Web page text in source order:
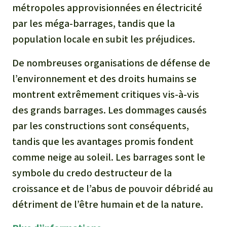
métropoles approvisionnées en électricité
par les méga-barrages, tandis que la
population locale en subit les préjudices.
De nombreuses organisations de défense de
l’environnement et des droits humains se
montrent extrêmement critiques vis-à-vis
des grands barrages. Les dommages causés
par les constructions sont conséquents,
tandis que les avantages promis fondent
comme neige au soleil. Les barrages sont le
symbole du credo destructeur de la
croissance et de l’abus de pouvoir débridé au
détriment de l’être humain et de la nature.